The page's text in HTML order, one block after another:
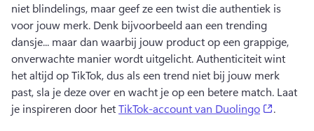
niet blindelings, maar geef ze een twist die authentiek is
voor jouw merk. Denk bijvoorbeeld aan een trending
dansje... maar dan waarbij jouw product op een grappige,
onverwachte manier wordt uitgelicht. Authenticiteit wint
het altijd op TikTok, dus als een trend niet bij jouw merk
past, sla je deze over en wacht je op een betere match. Laat
je inspireren door het TikTok-account van Duolingo .